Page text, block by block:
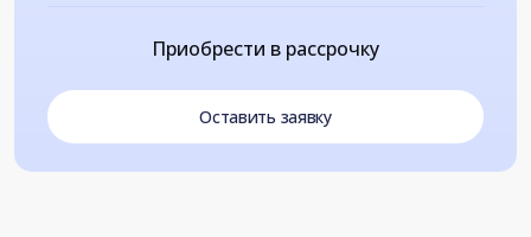
Приобрести в рассрочку
Оставить заявку